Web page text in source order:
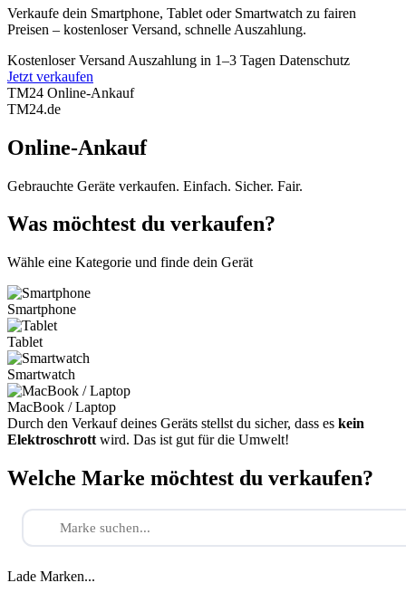
Verkaufe dein Smartphone, Tablet oder Smartwatch zu fairen
Preisen – kostenloser Versand, schnelle Auszahlung.
Kostenloser Versand Auszahlung in 1–3 Tagen Datenschutz
Jetzt verkaufen
TM24 Online-Ankauf
TM24.de
Online-Ankauf
Gebrauchte Geräte verkaufen. Einfach. Sicher. Fair.
Was möchtest du verkaufen?
Wähle eine Kategorie und finde dein Gerät
Smartphone
Tablet
Smartwatch
MacBook / Laptop
Durch den Verkauf deines Geräts stellst du sicher, dass es kein
Elektroschrott wird. Das ist gut für die Umwelt!
Welche Marke möchtest du verkaufen?
Lade Marken...